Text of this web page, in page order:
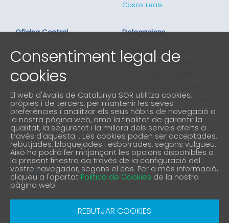
Casos reals
Oficina Central
Gran via de les Corts
Catalanes 635
4ª planta
93 298 02 60
informacio@avalis.cat
Delegacions
Tenim delegats
comercials a Tarragona,
comercial cobreix tots els
punts de Catalunya
901 900 214
Forma part de la nostra comunitat
Política de Cookies
Canal denúncia
Consentiment legal de
cookies
El web d'Avalis de Catalunya SGR utilitza cookies,
pròpies i de tercers, per mantenir les seves
preferències i analitzar els seus hàbits de navegació a
la nostra pàgina web, amb la finalitat de garantir la
qualitat, la seguretat i la millora dels serveis oferts a
través d'aquesta. . Les cookies poden ser acceptades,
rebutjades, bloquejades i esborrades, segons vulgueu.
Això ho podrà fer mitjançant les opcions disponibles a
la present finestra oa través de la configuració del
vostre navegador, segons el cas. Per a més informació,
cliqueu a l'apartat Politica de Cookies de la nostra
pàgina web.
REBUTJAR COOKIES